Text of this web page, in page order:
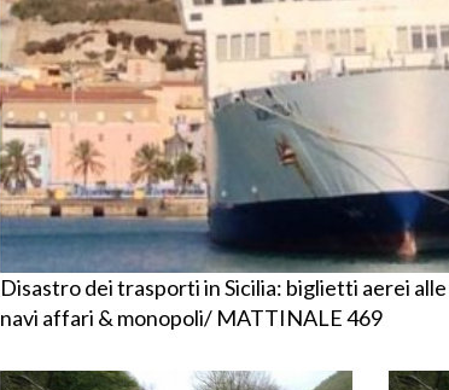
Disastro dei trasporti in Sicilia: biglietti aerei
navi affari & monopoli/ MATTINALE 469